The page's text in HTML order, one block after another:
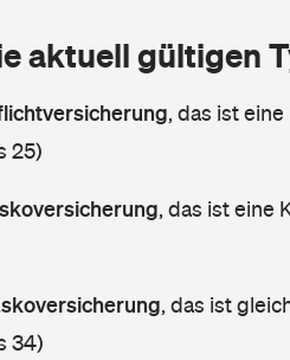
aktuell gültigen
, das ist
25)
, das ist eine
, das ist
34)